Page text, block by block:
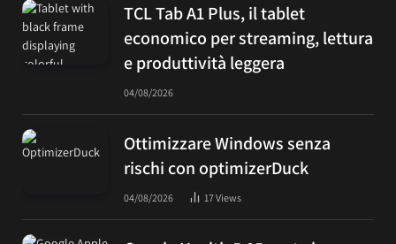
TCL Tab A1 Plus, il tablet
economico per streaming, lettura
e produttività leggera
04/08/2026
Ottimizzare Windows senza
rischi con optimizerDuck
04/08/2026 17Views